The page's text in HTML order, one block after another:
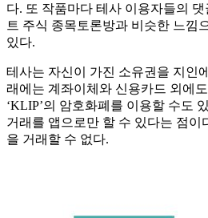
다. 또 작품마다 테사 이용자들의 댓
트 주식 종목토론방과 비슷한 느낌
있다.
테사는 자신이 가진 소유권을 지인
래에는 계좌이체와 신용카드 외에
‘KLIP’의 암호화폐를 이용할 수도
거래를 앱으로만 할 수 있다는 점이
을 거래할 수 없다.